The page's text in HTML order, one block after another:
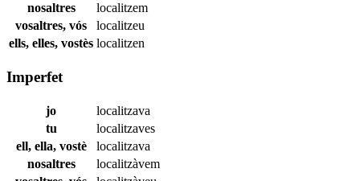
nosaltres
localitzem
vosaltres, vós
localitzeu
ells, elles, vostès localitzen
Imperfet
jo
localitzava
tu
localitzaves
ell, ella, vostè
localitzava
nosaltres
localitzàvem